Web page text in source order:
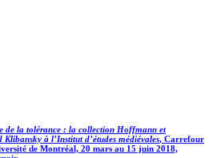
de la tolérance : la collection Hoffmann et
Klibansky à l’Institut d’études médiévales, Carrefour
de Montréal, 20 mars au 15 juin 2018,